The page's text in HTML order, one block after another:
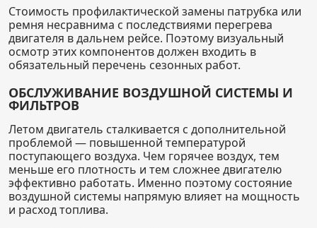
Стоимость профилактической замены патрубка или
ремня несравнима с последствиями перегрева
двигателя в дальнем рейсе. Поэтому визуальный
осмотр этих компонентов должен входить в
обязательный перечень сезонных работ.
ОБСЛУЖИВАНИЕ ВОЗДУШНОЙ СИСТЕМЫ И
ФИЛЬТРОВ
Летом двигатель сталкивается с дополнительной
проблемой — повышенной температурой
поступающего воздуха. Чем горячее воздух, тем
меньше его плотность и тем сложнее двигателю
эффективно работать. Именно поэтому состояние
воздушной системы напрямую влияет на мощность
и расход топлива.